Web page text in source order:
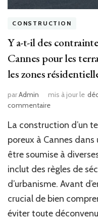
CONSTRUCTION
Y a-t-il des
Cannes pour les
les zones
parAdmin mis à jour le
commentairesur
a-
t-
des
contraintes
légales
à
Cannes
La construction d’un
poreux à Cannes
être soumise à
inclut des règles de
d’urbanisme. Avant
crucial de bien
éviter toute